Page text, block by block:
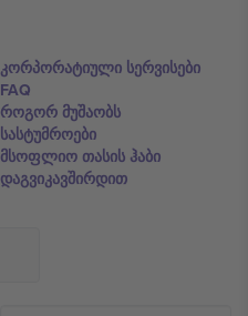
კორპორატიული სერვისები
FAQ
როგორ მუშაობს
სასტუმროები
მსოფლიო თასის ჰაბი
დაგვიკავშირდით